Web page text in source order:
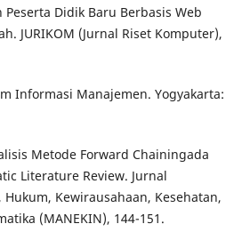
Didik Baru Berbasis Web
JURIKOM (Jurnal Riset Komputer),
Informasi Manajemen. Yogyakarta:
Metode Forward Chainingada
Literature Review. Jurnal
Kewirausahaan, Kesehatan,
(MANEKIN), 144-151.